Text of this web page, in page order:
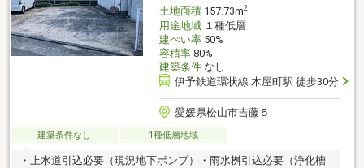
土地面積157.73m2
用途地域１種低層
建ぺい率50%
容積率80%
建築条件なし
伊予鉄道環状線 木屋町駅 徒歩30分
愛媛県松山市吉藤５
建築条件なし 1種低層地域
・上水道引込必要（現況地下ポンプ）・雨水桝引込必要（浄化槽